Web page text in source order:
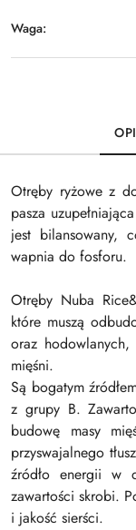
Waga:
Otręby ryżowe z
pasza
jest bilansowany,
wapnia do fosforu.
Otręby Nuba
które muszą
oraz
mięśni.
Są bogatym
z grupy B.
budowę masy
przyswajalnego
źródło energii w
zawartości skrobi.
i jakość sierści.